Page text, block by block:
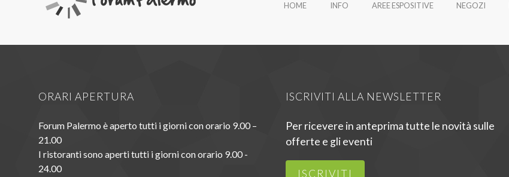
HOME INFO AREE ESPOSITIVE NEGOZI
ORARI APERTURA
Forum Palermo è aperto tutti i giorni con orario 9.00 –
21.00
I ristoranti sono aperti tutti i giorni con orario 9.00 -
24.00
ISCRIVITI ALLA NEWSLETTER
Per ricevere in anteprima tutte le novità sulle
offerte e gli eventi
ISCRIVITI